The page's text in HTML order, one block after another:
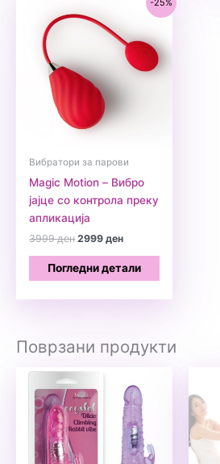
-25%
Вибратори за парови
Magic Motion – Вибро
јајце со контрола преку
апликација
3999денOriginal
was:
3999 ден.
2999денCurrent
is:
Погледни детали
Поврзани продукти